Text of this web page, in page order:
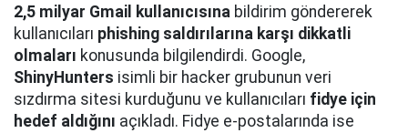
2,5 milyar Gmail kullanıcısına bildirim göndererek
kullanıcıları phishing saldırılarına karşı dikkatli
olmaları konusunda bilgilendirdi. Google,
ShinyHunters isimli bir hacker grubunun veri
sızdırma sitesi kurduğunu ve kullanıcıları fidye için
hedef aldığını açıkladı. Fidye e-postalarında ise